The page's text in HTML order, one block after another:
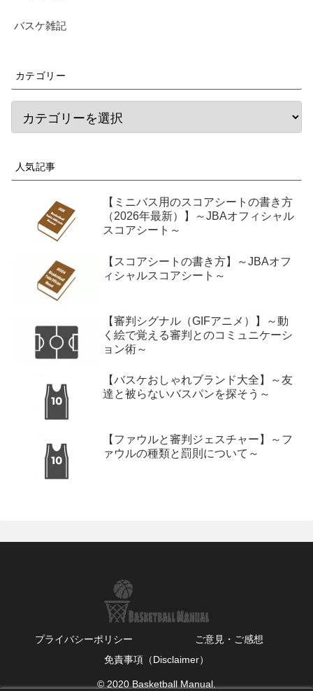
バスケ雑記
カテゴリー
人気記事
【ミニバス用のスコアシートの書き方
（2026年最新）】～JBAオフィシャル
スコアシート～
【スコアシートの書き方】～JBAオフ
ィシャルスコアシート～
【審判シグナル（GIFアニメ）】～動
く絵で覚える審判とのコミュニケーシ
ョン術～
【バスケおしゃれブランド大全】～友
達と被らないバスパンを探そう～
【ファウルと審判ジェスチャー】～フ
ァウルの種類と罰則について～
プライバシーポリシー
ご意見・ご感想
免責事項（Disclaimer）
© 2020 Basketball Manual.